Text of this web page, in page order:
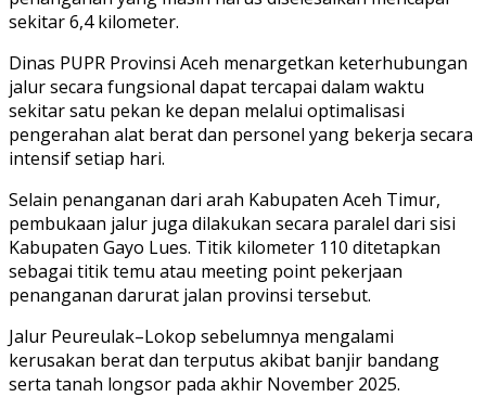
sekitar 6,4 kilometer.
Dinas PUPR Provinsi Aceh menargetkan keterhubungan
jalur secara fungsional dapat tercapai dalam waktu
sekitar satu pekan ke depan melalui optimalisasi
pengerahan alat berat dan personel yang bekerja secara
intensif setiap hari.
Selain penanganan dari arah Kabupaten Aceh Timur,
pembukaan jalur juga dilakukan secara paralel dari sisi
Kabupaten Gayo Lues. Titik kilometer 110 ditetapkan
sebagai titik temu atau meeting point pekerjaan
penanganan darurat jalan provinsi tersebut.
Jalur Peureulak–Lokop sebelumnya mengalami
kerusakan berat dan terputus akibat banjir bandang
serta tanah longsor pada akhir November 2025.